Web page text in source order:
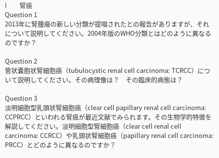
I 腎癌
Question 1
2013年に腎腫瘍の新しい分類が提唱されたとの報告がありますが、それ
について説明してください。2004年版のWHO分類とはどのように異なる
のですか？
Question 2
管状嚢胞状腎細胞癌（tubulocystic renal cell carcinoma: TCRCC）につ
いて説明してください。その病理像は？ その臨床的病態は？
Question 3
淡明細胞型乳頭状腎細胞癌（clear cell papillary renal cell carcinoma:
CCPRCC）といわれる腎癌が最近文献でみられます。その生物学的特徴を
解説してください。淡明細胞型腎細胞癌（clear cell renal cell
carcinoma: CCRCC）や乳頭状腎細胞癌（papillary renal cell carcinoma:
PRCC）とどのように異なるのですか？